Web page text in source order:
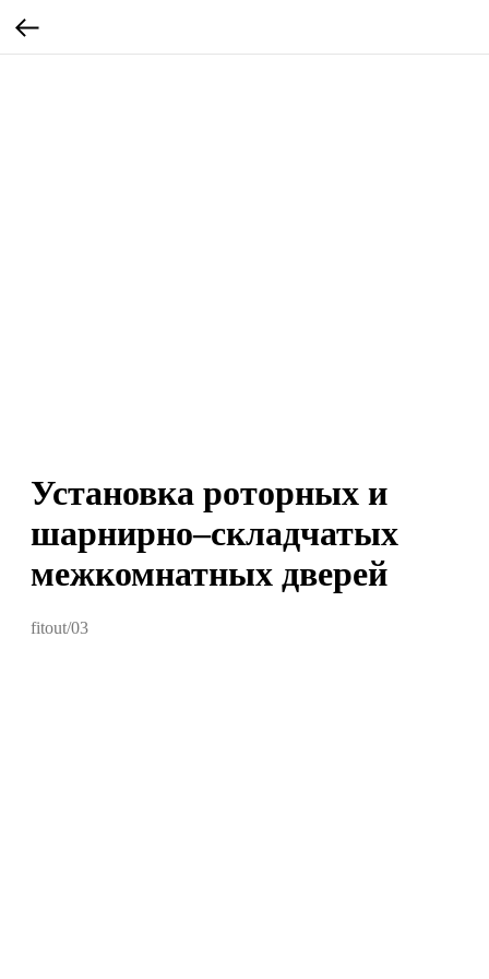
Установка роторных и
шарнирно–складчатых
межкомнатных дверей
fitout/03